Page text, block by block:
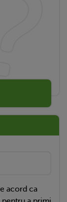
acord ca